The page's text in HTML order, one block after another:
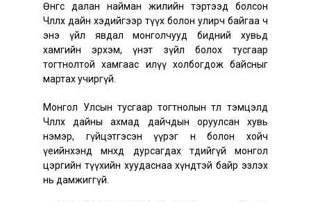
Өнөөгөөс далан найман жилийн тэртээд болсон
Чөлөөлөх дайн хэдийгээр түүх болон улирч байгаа ч
энэ үйл явдал монголчууд бидний хувьд
хамгийн эрхэм, үнэт зүйл болох тусгаар
тогтнолтой хамгаас илүү холбогдож байсныг
мартах учиргүй.
Монгол Улсын тусгаар тогтнолын төлөө тэмцэлд
Чөлөөлөх дайны ахмад дайчдын оруулсан хувь
нэмэр, гүйцэтгэсэн үүрэг өнөө болон хойч
үеийнхэнд мөнхөд дурсагдах төдийгүй монгол
цэргийн түүхийн хуудаснаа хүндтэй байр эзлэх
нь дамжиггүй.